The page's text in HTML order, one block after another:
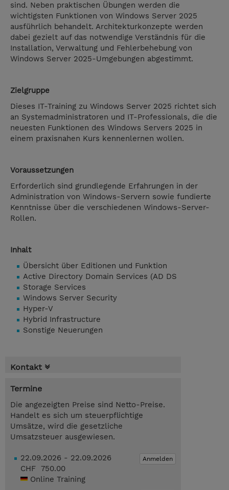
sind. Neben praktischen Übungen werden die
wichtigsten Funktionen von Windows Server 2025
ausführlich behandelt. Architekturkonzepte werden
dabei gezielt auf das notwendige Verständnis für die
Installation, Verwaltung und Fehlerbehebung von
Windows Server 2025-Umgebungen abgestimmt.
Zielgruppe
Dieses IT-Training zu Windows Server 2025 richtet sich
an Systemadministratoren und IT-Professionals, die die
neuesten Funktionen des Windows Servers 2025 in
einem praxisnahen Kurs kennenlernen wollen.
Voraussetzungen
Erforderlich sind grundlegende Erfahrungen in der
Administration von Windows-Servern sowie fundierte
Kenntnisse über die verschiedenen Windows-Server-
Rollen.
Inhalt
Übersicht über Editionen und Funktion
Active Directory Domain Services (AD DS
Storage Services
Windows Server Security
Hyper-V
Hybrid Infrastructure
Sonstige Neuerungen
Kontakt
Termine
Die angezeigten Preise sind Netto-Preise.
Handelt es sich um steuerpflichtige
Umsätze, wird die gesetzliche
Umsatzsteuer ausgewiesen.
Anmelden
22.09.2026 - 22.09.2026
CHF 750.00
Online Training